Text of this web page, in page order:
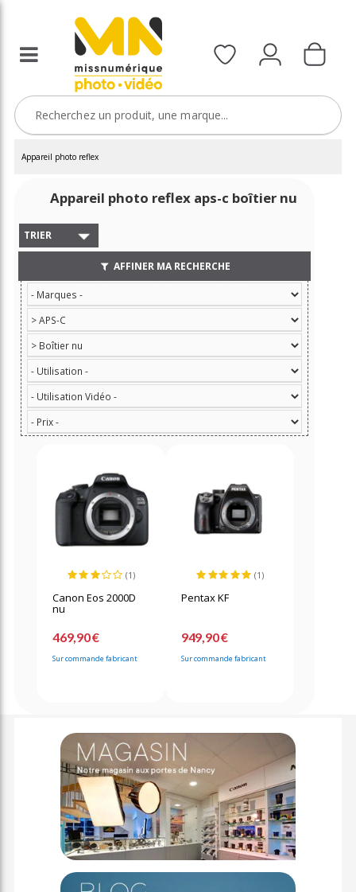
Appareil photo reflex
Appareil photo reflex aps-c boîtier nu
TRIER
AFFINER MA RECHERCHE
(1)
Canon Eos 2000D
nu
469,90 €
Sur commande fabricant
(1)
Pentax KF
949,90 €
Sur commande fabricant